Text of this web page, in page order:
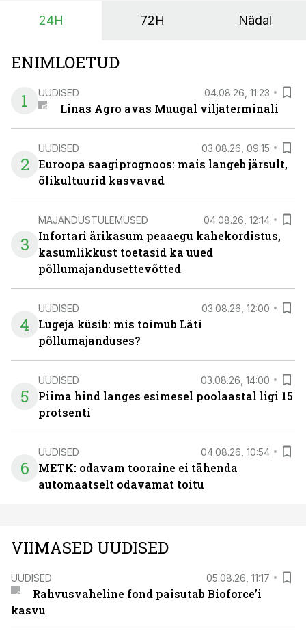
24H 72H Nädal
ENIMLOETUD
1
UUDISED 04.08.26, 11:23
Linas Agro avas Muugal viljaterminali
2
UUDISED 03.08.26, 09:15
Euroopa saagiprognoos: mais langeb järsult,
õlikultuurid kasvavad
3
MAJANDUSTULEMUSED 04.08.26, 12:14
Infortari ärikasum peaaegu kahekordistus,
kasumlikkust toetasid ka uued
põllumajandusettevõtted
4
UUDISED 03.08.26, 12:00
Lugeja küsib: mis toimub Läti
põllumajanduses?
5
UUDISED 03.08.26, 14:00
Piima hind langes esimesel poolaastal ligi 15
protsenti
6
UUDISED 04.08.26, 10:54
METK: odavam tooraine ei tähenda
automaatselt odavamat toitu
VIIMASED UUDISED
UUDISED 05.08.26, 11:17
Rahvusvaheline fond paisutab Bioforce’i
kasvu